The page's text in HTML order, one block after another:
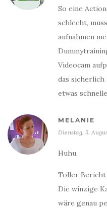
So eine
schlecht,
aufnahmen
Videocam
das sicherlich
etwas
MELANIE
Dienstag, 5.
Huhu,
Toller Bericht
Die winzige
wäre genau